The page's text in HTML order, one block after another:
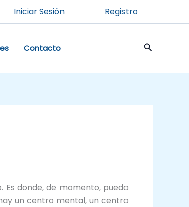
Iniciar Sesión Registro
Contacto Buscar
donde, de momento, puedo
un centro mental, un centro